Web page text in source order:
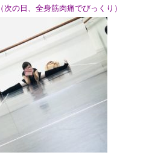
（次の日、全身筋肉痛でびっくり）